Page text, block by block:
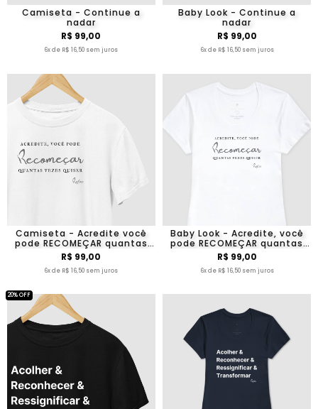
Camiseta - Continue a
nadar
R$ 99,00
6x de R$ 16,50 sem juros
Baby Look - Continue a
nadar
R$ 99,00
6x de R$ 16,50 sem juros
Camiseta - Acredite você
pode RECOMEÇAR quantas
vezes quiser
R$ 99,00
6x de R$ 16,50 sem juros
Baby Look - Acredite, você
pode RECOMEÇAR quantas
vezes quiser
R$ 99,00
6x de R$ 16,50 sem juros
20% OFF